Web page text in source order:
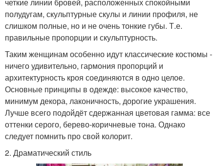
полудугам, скульптурные скулы и линии профиля, не
слишком полные, но и не очень тонкие губы. Т.е.
правильные пропорции и скульптурность.
Таким женщинам особенно идут классические костюмы -
ничего удивительно, гармония пропорций и
архитектурность кроя соединяются в одно целое.
Основные принципы в одежде: высокое качество,
минимум декора, лаконичность, дорогие украшения.
Лучше всего подойдёт сдержанная цветовая гамма: все
оттенки серого, берево-коричневые тона. Однако
следует помнить про свой колорит.
2. Драматический стиль